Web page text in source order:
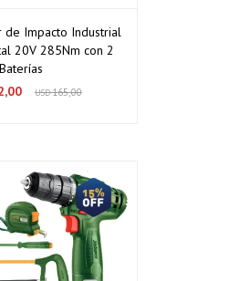
de Impacto Industrial
20V 285Nm con 2
Baterías
USD165,00